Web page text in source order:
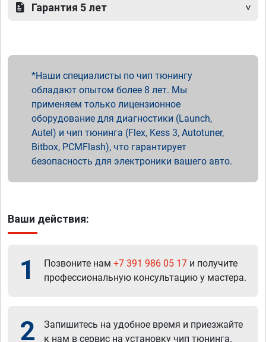
Гарантия 5 лет
Наши специалисты по чип тюнингу
обладают опытом более 8 лет. Мы
применяем только лицензионное
оборудование для диагностики (Launch,
Autel) и чип тюнинга (Flex, Kess 3, Autotuner,
Bitbox, PCMFlash), что гарантирует
безопасность для электроники вашего авто.
Ваши действия:
1 Позвоните нам +7 391 986 05 17 и получите
профессиональную консультацию у мастера.
2
Запишитесь на удобное время и приезжайте
к нам в сервис на установку чип тюнинга.